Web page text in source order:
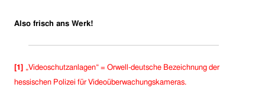
Also frisch ans Werk!
[1] „Videoschutzanlagen“ = Orwell-deutsche Bezeichnung der
hessischen Polizei für Videoüberwachungskameras.